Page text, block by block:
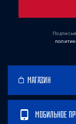
МАГАЗИН
МОБИЛЬНОЕ